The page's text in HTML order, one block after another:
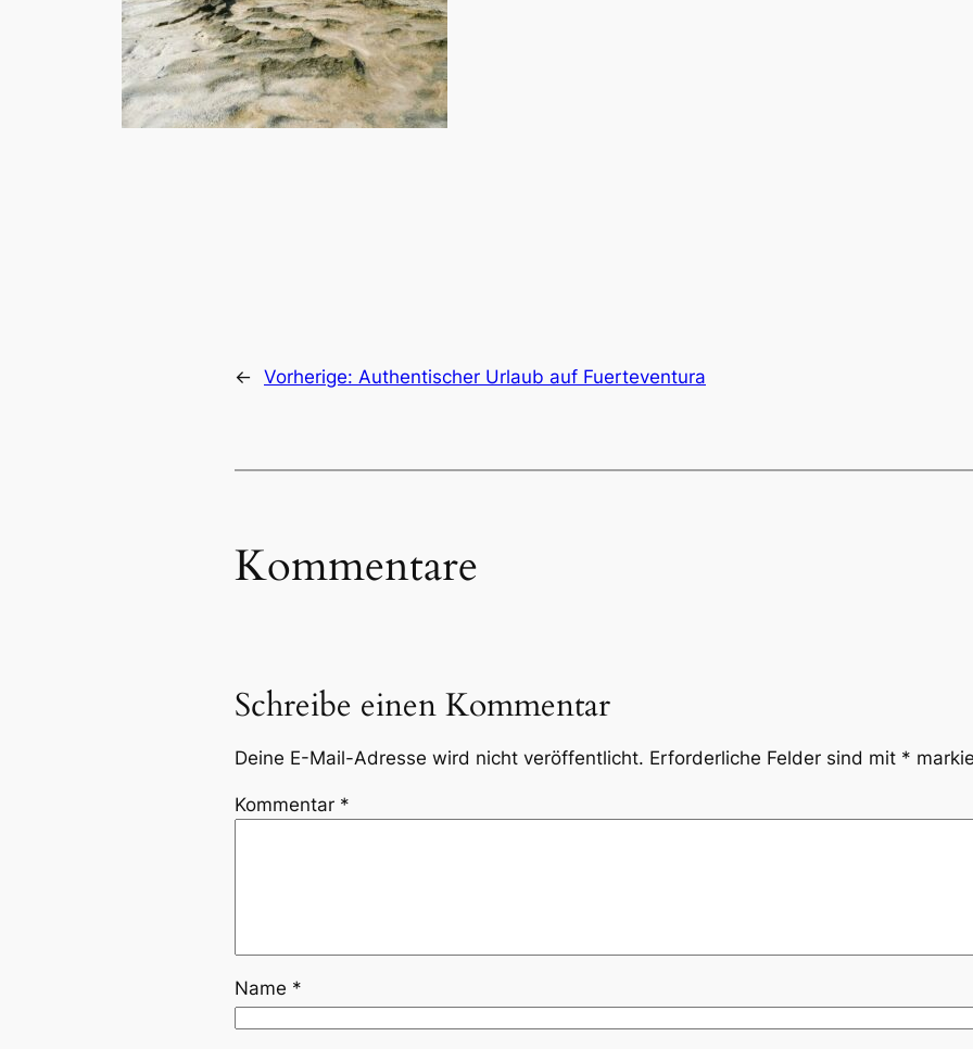
← Vorherige: Authentischer Urlaub auf Fuerteventura
Kommentare
Schreibe einen Kommentar
Deine E-Mail-Adresse wird nicht veröffentlicht. Erforderliche Felder sind mit *
Kommentar *
Name *